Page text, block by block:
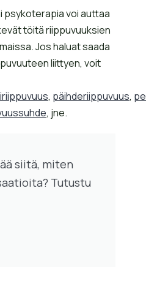
psykoterapia voi auttaa
töitä riippuvuuksien
Jos haluat saada
liittyen, voit
, päihderiippuvuus,
, jne.
siitä, miten
Tutustu